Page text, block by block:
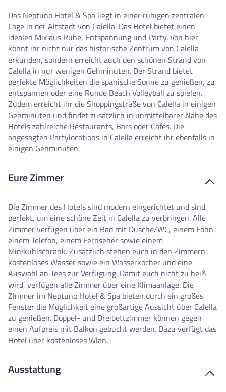
Das Neptuno Hotel & Spa liegt in einer ruhigen zentralen
Lage in der Altstadt von Calella. Das Hotel bietet einen
idealen Mix aus Ruhe, Entspannung und Party.Von hier
könnt ihr nicht nur das historische Zentrum von Calella
erkunden, sondern erreicht auch den schönen Strand von
Calella in nur wenigen Gehminuten. Der Strand bietet
perfekte Möglichkeiten die spanische Sonne zu genießen, zu
entspannen oder eine Runde Beach Volleyball zu spielen.
Zudem erreicht ihr die Shoppingstraße von Calella in einigen
Gehminuten und findet zusätzlich in unmittelbarer Nähe des
Hotels zahlreiche Restaurants, Bars oder Cafés. Die
angesagten Partylocations in Calella erreicht ihr ebenfalls in
einigen Gehminuten.
Eure Zimmer
Die Zimmer des Hotels sind modern eingerichtet und sind
perfekt, um eine schöne Zeit in Calella zu verbringen. Alle
Zimmer verfügen über ein Bad mit Dusche/WC, einem Föhn,
einem Telefon, einem Fernseher sowie einem
Minikühlschrank. Zusätzlich stehen euch in den Zimmern
kostenloses Wasser sowie ein Wasserkocher und eine
Auswahl an Tees zur Verfügung. Damit euch nicht zu heiß
wird, verfügen alle Zimmer über eine Klimaanlage. Die
Zimmer im Neptuno Hotel & Spa bieten durch ein großes
Fenster die Möglichkeit eine großartige Aussicht über Calella
zu genießen. Doppel- und Dreibettzimmer können gegen
einen Aufpreis mit Balkon gebucht werden. Dazu verfügt das
Hotel über kostenloses Wlan.
Ausstattung